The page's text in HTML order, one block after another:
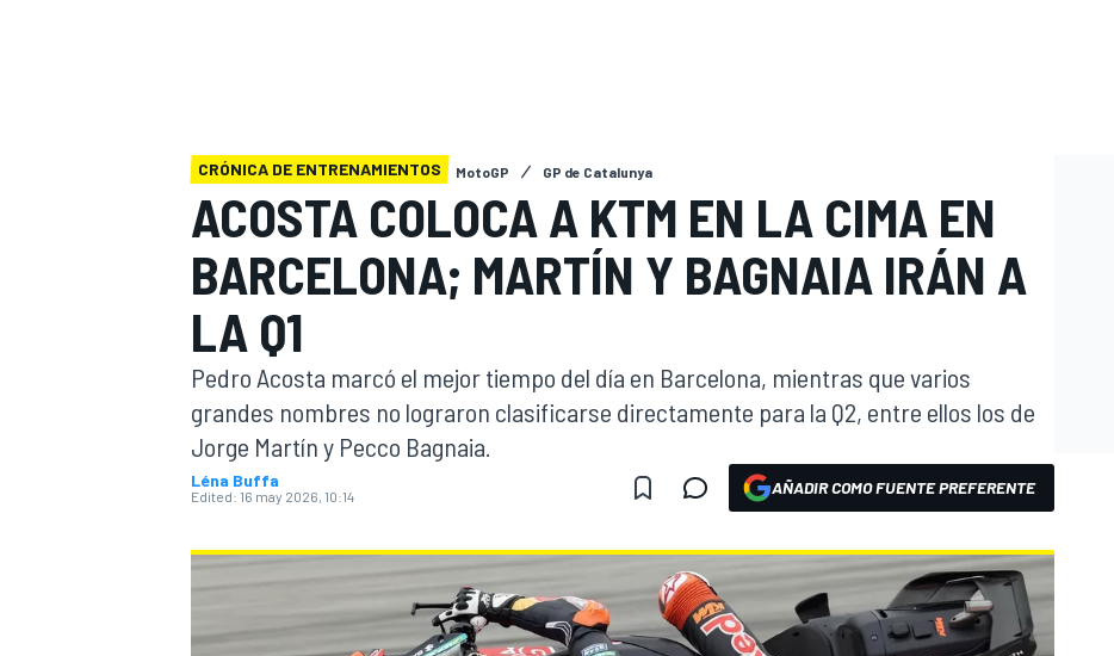
NASCAR INDYCARSPORTSCAR RALLY TURISMO
MÁS
CRÓNICA DE ENTRENAMIENTOS MotoGP GP de Catalunya
ACOSTA COLOCA A KTM EN LA CIMA EN
BARCELONA; MARTÍN Y BAGNAIA IRÁN A
LA Q1
Pedro Acosta marcó el mejor tiempo del día en Barcelona, mientras que varios
grandes nombres no lograron clasificarse directamente para la Q2, entre ellos los de
Jorge Martín y Pecco Bagnaia.
Léna Buffa
Edited: 16 may 2026, 10:14 AÑADIR COMO FUENTE PREFERENTE